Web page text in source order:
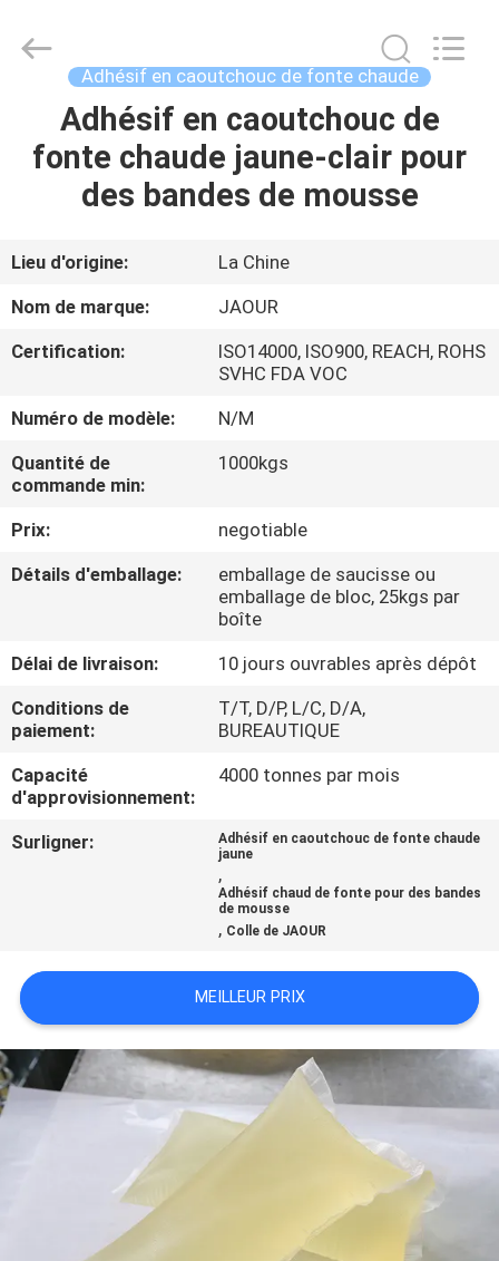
MAISON
PRODUITS
À
PROPOS
DE
VISITE
DE
L'USINE
CONTRÔLE
CONTACTEZ-
NOUS
NOUVELLES
UN DEVIS
PLAN
DU
POLITIQUE
Jaour
Adhesive
Adhésif en caoutchouc de fonte chaude
Adhésif en caoutchouc de
fonte chaude jaune-clair pour
des bandes de mousse
Lieu d'origine:
La Chine
Nom de marque:
JAOUR
Certification:
ISO14000, ISO900, REACH, ROHS
SVHC FDA VOC
Numéro de modèle:
N/M
Quantité de
commande min:
1000kgs
Prix:
negotiable
Détails d'emballage:
emballage de saucisse ou
emballage de bloc, 25kgs par
boîte
Délai de livraison:
10 jours ouvrables après dépôt
Conditions de
paiement:
T/T, D/P, L/C, D/A,
BUREAUTIQUE
Capacité
d'approvisionnement:
4000 tonnes par mois
Surligner:
Adhésif en caoutchouc de fonte chaude
jaune
,
Adhésif chaud de fonte pour des bandes
de mousse
, Colle de JAOUR
MEILLEUR PRIX